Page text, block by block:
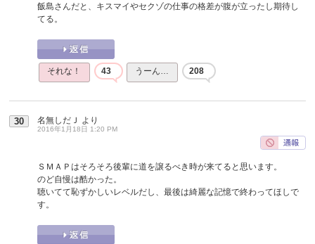
飯島さんだと、キスマイやセクゾの仕事の格差が腹が立ったし期待し
てる。
それな！ 43 うーん… 208
30 名無しだＪ より
2016年1月18日 1:20 PM
ＳＭＡＰはそろそろ後輩に道を譲るべき時が来てると思います。
のど自慢は酷かった。
聴いてて恥ずかしいレベルだし、最後は綺麗な記憶で終わってほしで
す。